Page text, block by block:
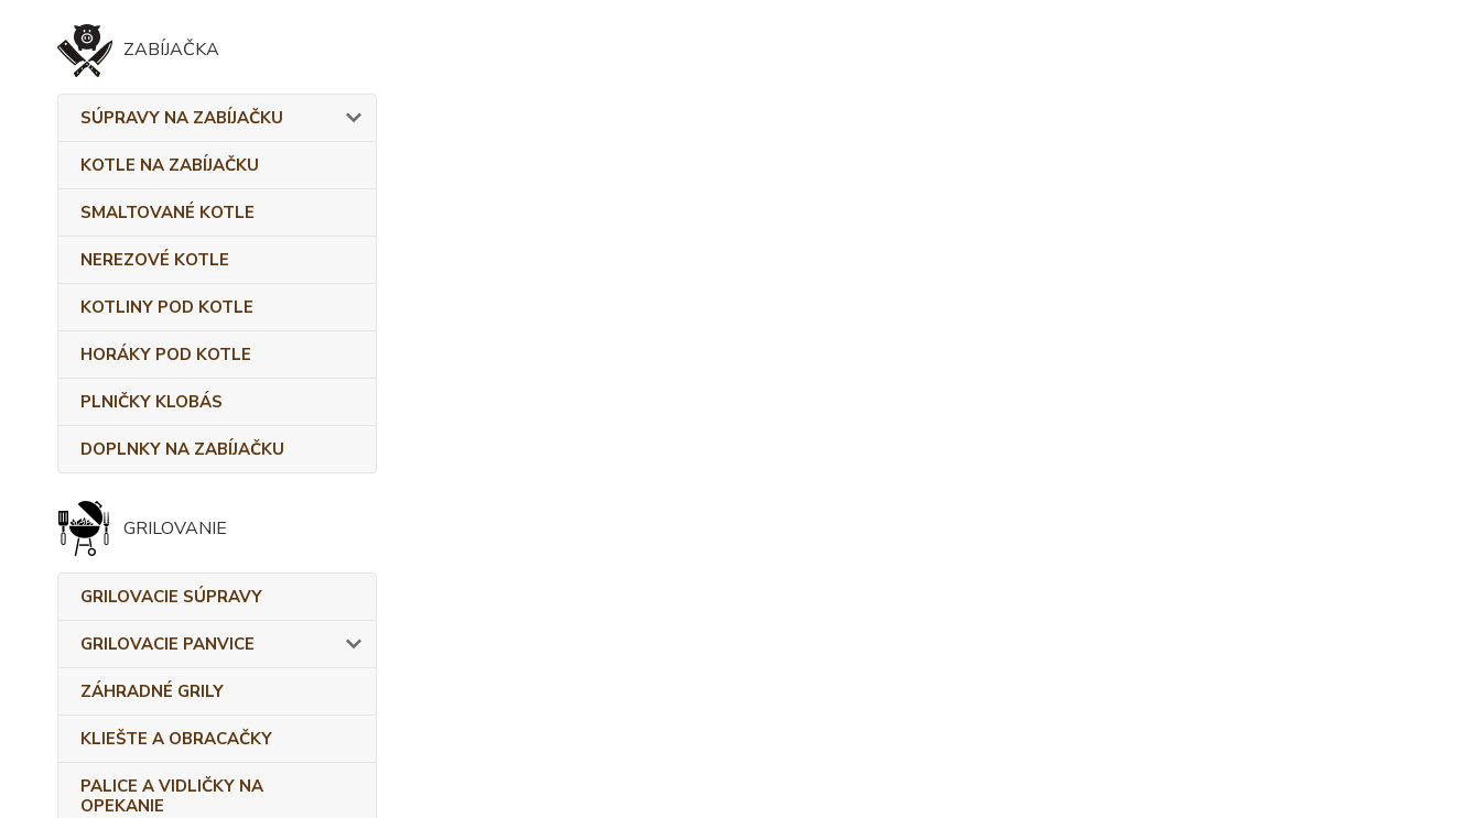
ZABÍJAČKA
SÚPRAVY NA ZABÍJAČKU
KOTLE NA ZABÍJAČKU
SMALTOVANÉ KOTLE
NEREZOVÉ KOTLE
KOTLINY POD KOTLE
HORÁKY POD KOTLE
PLNIČKY KLOBÁS
DOPLNKY NA ZABÍJAČKU
GRILOVANIE
GRILOVACIE SÚPRAVY
GRILOVACIE PANVICE
ZÁHRADNÉ GRILY
KLIEŠTE A OBRACAČKY
PALICE A VIDLIČKY NA
OPEKANIE